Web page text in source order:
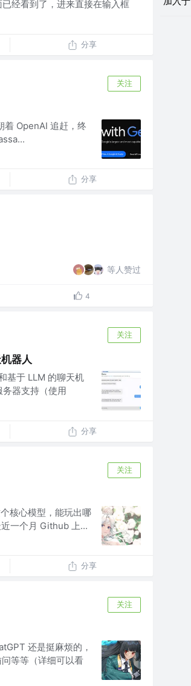
经看到了，进来直接在输入框
分享
关注
着 OpenAI 追赶，终
分享
等人赞过
4
关注
器人
基于 LLM 的聊天机
器支持（使用
分享
关注
核心模型，能玩出哪
一个月 Github 上...
分享
关注
还是挺麻烦的，
等等（详细可以看